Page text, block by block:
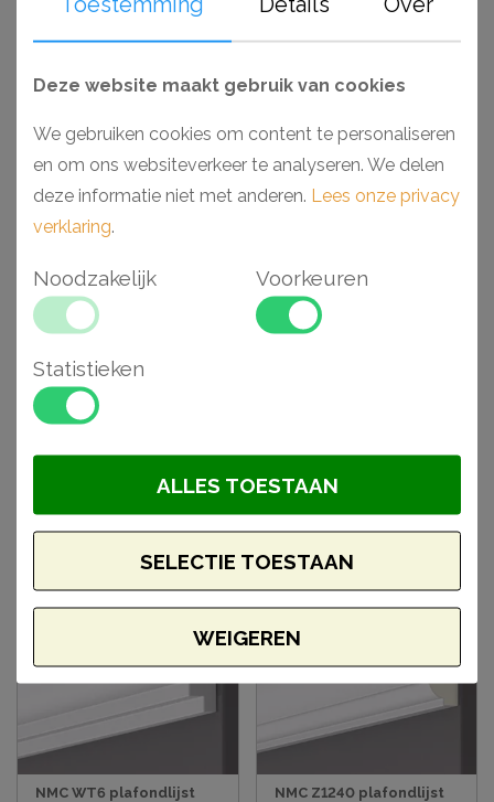
Gerelateerde
artikelen
Orac CB510N plafondlijst
4 x 4 x 200 cm
€ 9,98
BESTELLEN
€ 7,25
Aanbieding
NMC WT6 plafondlijst
Aanbieding
NMC Z1240 plafondlijst
Deze website maakt gebruik van cookies
We gebruiken cookies om content te personaliseren
en om ons websiteverkeer te analyseren. We delen
deze informatie niet met anderen. Lees onze privacy
verklaring.
Noodzakelijk Voorkeuren
Statistieken
WEIGEREN
SELECTIE TOESTAAN
ALLES TOESTAAN